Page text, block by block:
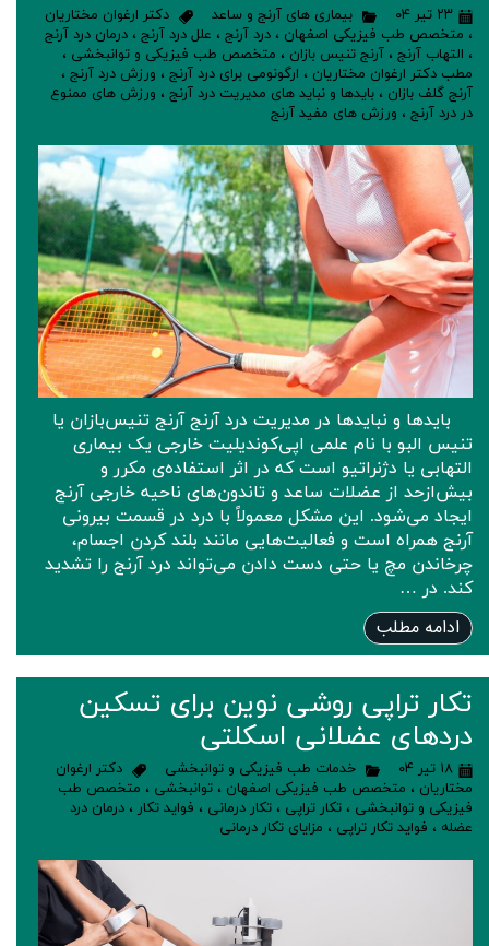
۲۳ تیر ۰۴ بیماری های آرنج و ساعد
دکتر ارغوان مختاریان
، متخصص طب فیزیکی اصفهان ، درد آرنج ، علل درد آرنج ، درمان درد آرنج
، التهاب آرنج ، آرنج تنیس بازان ، متخصص طب فیزیکی و توانبخشی ،
مطب دکتر ارغوان مختاریان ، ارگونومی برای درد آرنج ، ورزش درد آرنج ،
آرنج گلف بازان ، بایدها و نباید های مدیریت درد آرنج ، ورزش های ممنوع
در درد آرنج ، ورزش های مفید آرنج
بایدها و نبایدها در مدیریت درد آرنج آرنج تنیس‌بازان یا
تنیس البو با نام علمی اپی‌کوندیلیت خارجی یک بیماری
التهابی یا دژنراتیو است که در اثر استفاده‌ی مکرر و
بیش‌ازحد از عضلات ساعد و تاندون‌های ناحیه خارجی آرنج
ایجاد می‌شود. این مشکل معمولاً با درد در قسمت بیرونی
آرنج همراه است و فعالیت‌هایی مانند بلند کردن اجسام،
چرخاندن مچ یا حتی دست دادن می‌تواند درد آرنج را تشدید
کند. در …
ادامه مطلب
تکار تراپی روشی نوین برای تسکین
دردهای عضلانی اسکلتی
۱۸ تیر ۰۴ خدمات طب فیزیکی و توانبخشی
دکتر ارغوان
مختاریان ، متخصص طب فیزیکی اصفهان ، توانبخشی ، متخصص طب
فیزیکی و توانبخشی ، تکار تراپی ، تکار درمانی ، فواید تکار ، درمان درد
عضله ، فواید تکار تراپی ، مزایای تکار درمانی